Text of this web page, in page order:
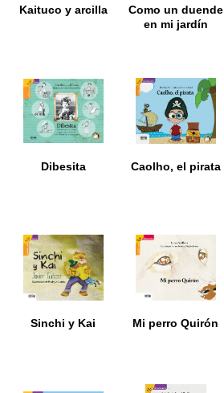
Kaituco y arcilla
Como un duende
en mi jardín
Dibesita Caolho, el pirata
Sinchi y Kai Mi perro Quirón